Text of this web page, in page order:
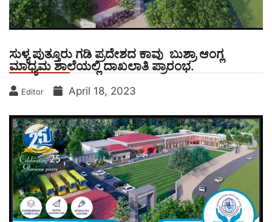
ಸುಳ್ಯ ಪುತ್ತೂರು ಗಡಿ ಪ್ರದೇಶದ ಕಾವು ಬುಶ್ರಾ ಆಂಗ್ಲ
ಮಾಧ್ಯಮ ಶಾಲೆಯಲ್ಲಿ ದಾಖಲಾತಿ ಪ್ರಾರಂಭ.
Editor April 18, 2023